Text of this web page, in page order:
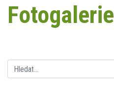
Fotogalerie